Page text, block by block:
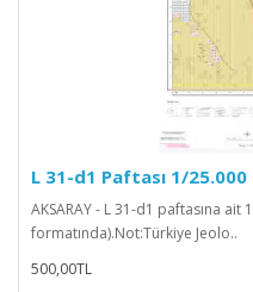
L 31-d1 Paftası 1/
AKSARAY - L 31-d1 paftasına ait
formatında).Not:Türkiye Jeolo..
500,00TL